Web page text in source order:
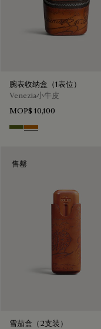
腕表收纳盒（1表位）
Venezia小牛皮
MOP$ 10,100
Nero Caviar
Arancio Vermiglio
售罄
雪茄盒（2支装）